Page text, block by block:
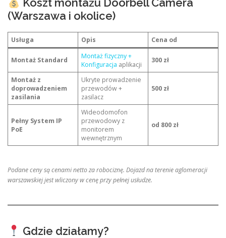
Koszt montażu Doorbell Camera
(Warszawa i okolice)
Usługa Opis Cena od
Montaż Standard
Montaż fizyczny +
Konfiguracja aplikacji
300 zł
Montaż z
doprowadzeniem
zasilania
Ukryte prowadzenie
przewodów +
zasilacz
500 zł
Pełny System IP
PoE
Wideodomofon
przewodowy z
monitorem
wewnętrznym
od 800 zł
Podane ceny są cenami netto za robociznę. Dojazd na terenie aglomeracji
warszawskiej jest wliczony w cenę przy pełnej usłudze.
Gdzie działamy?